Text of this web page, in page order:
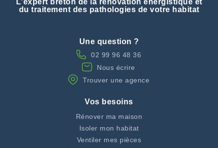
L'expert breton de la rénovation énergistique et
du traitement des pathologies de votre habitat
Une question ?
02 99 96 48 36
Nous écrire
Trouver une agence
Vos besoins
Rénover ma maison
Isoler mon habitat
Ventiler mes pièces